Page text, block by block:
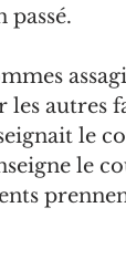
passé.
les autres
le
le